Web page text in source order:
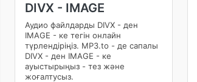
DIVX - IMAGE
Аудио файлдарды DIVX - ден
IMAGE - ке тегін онлайн
түрлендіріңіз. MP3.to - де сапалы
DIVX - ден IMAGE - ке
ауыстырыңыз - тез және
жоғалтусыз.